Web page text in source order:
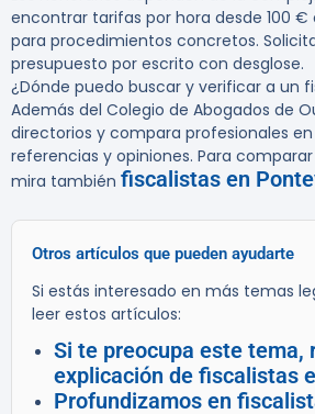
encontrar tarifas por hora desde 100 €
para procedimientos concretos.
presupuesto por escrito con desglose.
¿Dónde puedo buscar y verificar a un
Además del Colegio de Abogados de
directorios y compara profesionales
referencias y opiniones. Para
mira también fiscalistas en
Otros artículos que pueden ayudarte
Si estás interesado en más temas
leer estos artículos:
Si te preocupa este tema,
explicación de fiscalistas
Profundizamos en